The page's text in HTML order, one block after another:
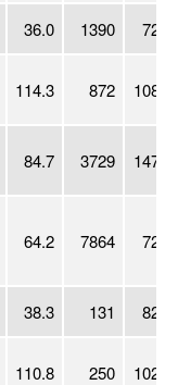
36.0 1390
72.9
114.3 872 108.4
84.7 3729 147.3
64.2 7864 72.6
38.3 131
82.4
110.8 250 102.8